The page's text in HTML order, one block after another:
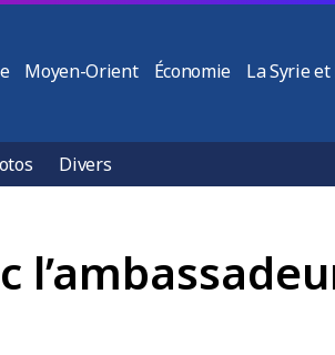
Moyen-Orient Économie La Syrie
Divers